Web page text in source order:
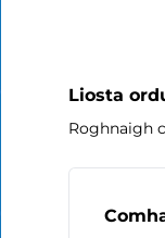
Liosta
Roghnaigh